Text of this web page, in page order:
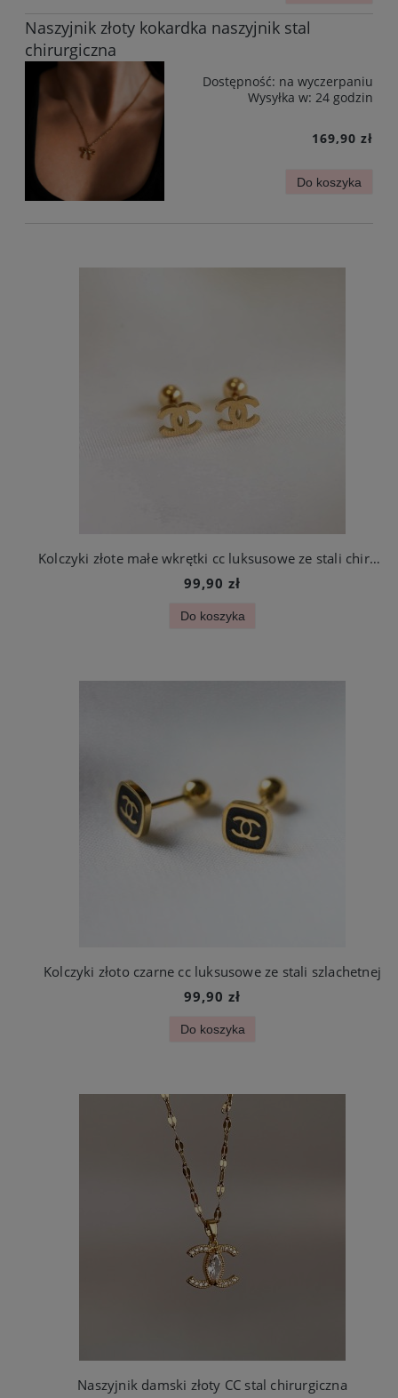
Naszyjnik złoty kokardka naszyjnik stal
chirurgiczna
Dostępność: na wyczerpaniu
Wysyłka w: 24 godzin
169,90 zł
Do koszyka
Kolczyki złote małe wkrętki cc luksusowe ze stali chirurgicznej
99,90 zł
Do koszyka
Kolczyki złoto czarne cc luksusowe ze stali szlachetnej
99,90 zł
Do koszyka
Naszyjnik damski złoty CC stal chirurgiczna